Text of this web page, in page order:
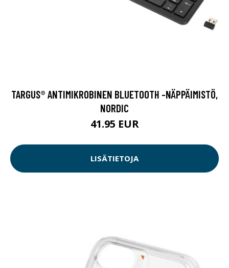
TARGUS® ANTIMIKROBINEN BLUETOOTH -NÄPPÄIMISTÖ,
NORDIC
41.95 EUR
LISÄTIETOJA